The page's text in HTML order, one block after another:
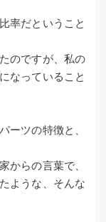
率だということ
のですが、私の
なっていること
ーツの特徴と、
からの言葉で、
ような、そんな